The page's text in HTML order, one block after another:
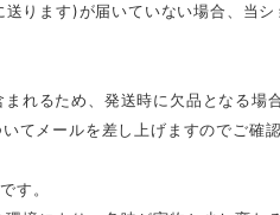
ります)が届いていない場合、当
れるため、発送時に欠品となる場
てメールを差し上げますのでご確
す。